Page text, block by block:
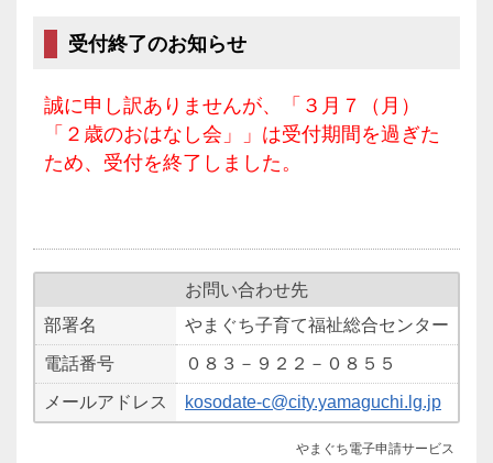
受付終了のお知らせ
誠に申し訳ありませんが、「３月７（月）
「２歳のおはなし会」」は受付期間を過ぎた
ため、受付を終了しました。
お問い合わせ先
部署名
やまぐち子育て福祉総合センター
電話番号 ０８３－９２２－０８５５
メールアドレス kosodate-c@city.yamaguchi.lg.jp
やまぐち電子申請サービス